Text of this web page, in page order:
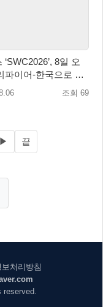
‘SWC2026’, 8일 오
파이어-한국으로 시
!
조회 69
▶ 끝
처리방침
reserved.